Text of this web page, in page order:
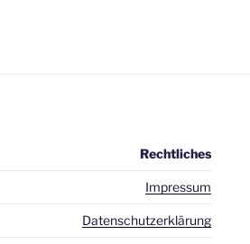
Rechtliches
Impressum
Datenschutzerklärung